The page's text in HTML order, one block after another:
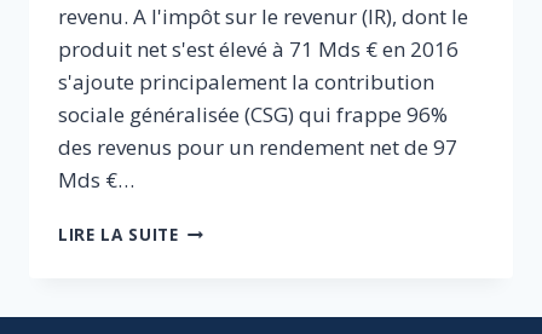
revenu. A l'impôt sur le revenur (IR), dont le
produit net s'est élevé à 71 Mds € en 2016
s'ajoute principalement la contribution
sociale généralisée (CSG) qui frappe 96%
des revenus pour un rendement net de 97
Mds €…
LIRE LA SUITEPLAIDOYER